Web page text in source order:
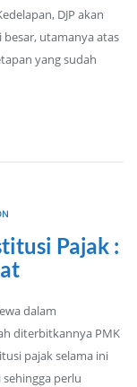
DJP akan
utamanya atas
yang sudah
Pajak :
dalam
diterbitkannya PMK
pajak selama ini
perlu